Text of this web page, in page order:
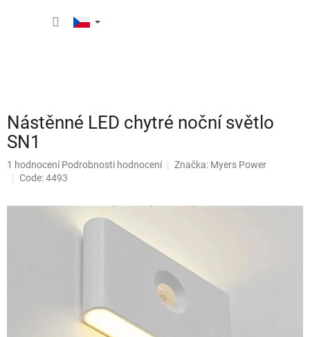
Nástěnné LED chytré noční světlo
SN1
Průměrné
hodnocení
je
1 hodnocení Podrobnosti hodnocení Značka: Myers Power
Code: 4493